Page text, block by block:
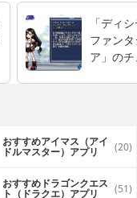
「ディ
ファン
ア」の
おすすめアイマス（アイ
ドルマスター）アプリ (20)
おすすめドラゴンクエス
ト（ドラクエ）アプリ (51)